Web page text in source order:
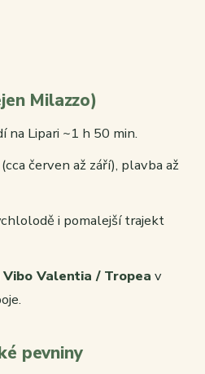
Milazzo)
na Lipari ~1 h 50 min.
červen až září), plavba až
i pomalejší trajekt
Vibo Valentia / Tropea v
pevniny